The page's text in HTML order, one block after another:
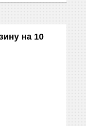
на 10